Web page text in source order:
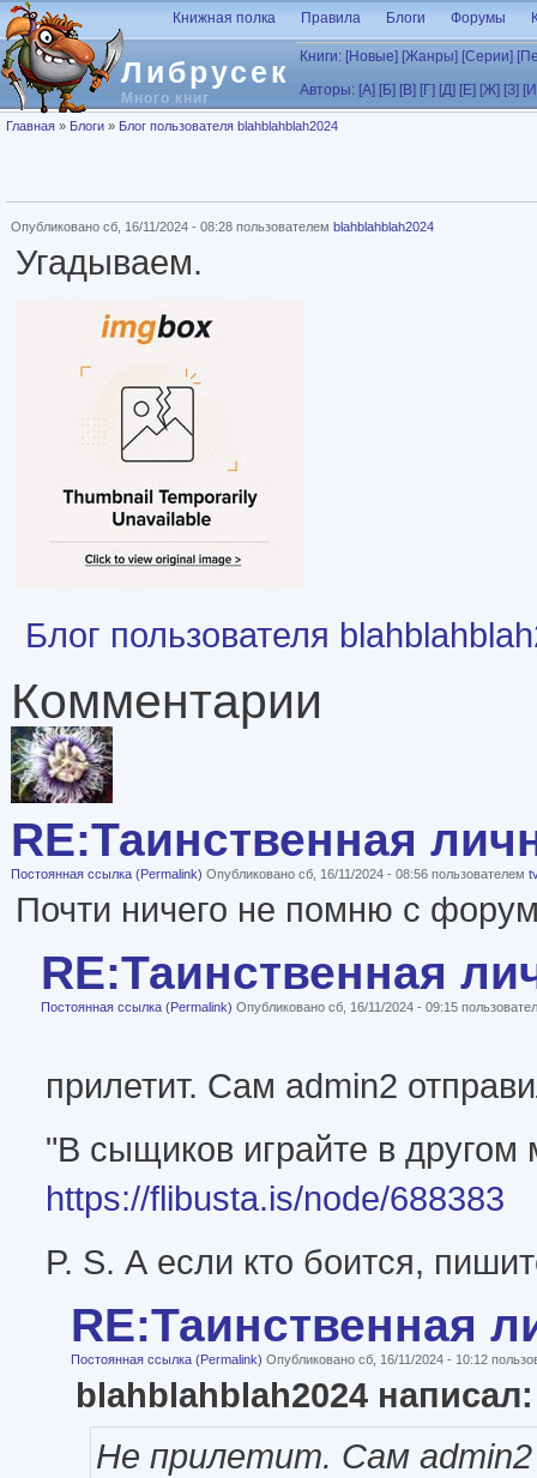
Перейти к основному содержанию
Либрусек
Много книг
Книжная полка Правила Блоги Форумы
Книги: [Новые] [Жанры] [Серии]
Авторы: [А] [Б] [В] [Г] [Д] [Е] [Ж] [З]
Вы здесь
Главная » Блоги » Блог пользователя blahblahblah2024
Опубликовано сб, 16/11/2024 - 08:28 пользователем blahblahblah2024
Угадываем.
Блог пользователя
Комментарии
RE:Таинственная
Постоянная ссылка (Permalink) Опубликовано сб, 16/11/2024 - 08:56 пользователем
Почти ничего не помню с
RE:Таинственная
Постоянная ссылка (Permalink) Опубликовано сб, 16/11/2024 - 09:15
прилетит. Сам admin2
"В сыщиков играйте в другом
https://flibusta.is/node/688383
P. S. А если кто боится,
RE:Таинственная
Постоянная ссылка (Permalink) Опубликовано сб, 16/11/2024 - 10:12
blahblahblah2024 написал:
Не прилетит. Сам